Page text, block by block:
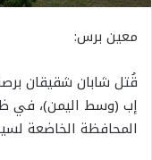
معين برس:
قُتل شابان شقيقان
إب (وسط اليمن)، في
المحافظة الخاضعة